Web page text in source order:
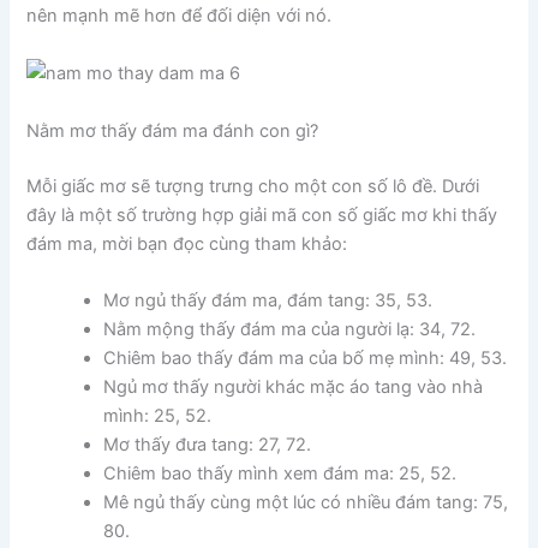
nên mạnh mẽ hơn để đối diện với nó.
Nằm mơ thấy đám ma đánh con gì?
Mỗi giấc mơ sẽ tượng trưng cho một con số lô đề. Dưới
đây là một số trường hợp giải mã con số giấc mơ khi thấy
đám ma, mời bạn đọc cùng tham khảo:
Mơ ngủ thấy đám ma, đám tang: 35, 53.
Nằm mộng thấy đám ma của người lạ: 34, 72.
Chiêm bao thấy đám ma của bố mẹ mình: 49, 53.
Ngủ mơ thấy người khác mặc áo tang vào nhà
mình: 25, 52.
Mơ thấy đưa tang: 27, 72.
Chiêm bao thấy mình xem đám ma: 25, 52.
Mê ngủ thấy cùng một lúc có nhiều đám tang: 75,
80.